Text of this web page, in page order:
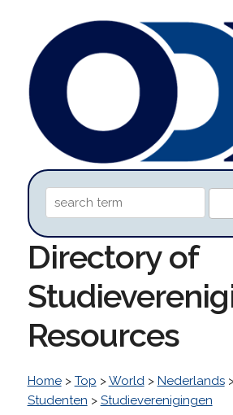
Directory of
Resources
Home> Top >World> Nederlands
Studenten > Studieverenigingen